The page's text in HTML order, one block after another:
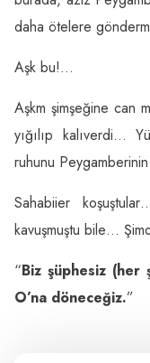
daha ötelere
Aşk bu!…
Aşkm şimşeğine can
yığılıp kalıverdi…
ruhunu
Sahabiier
kavuşmuştu bile…
“Biz şüphesiz (her
O’na döneceğiz.”